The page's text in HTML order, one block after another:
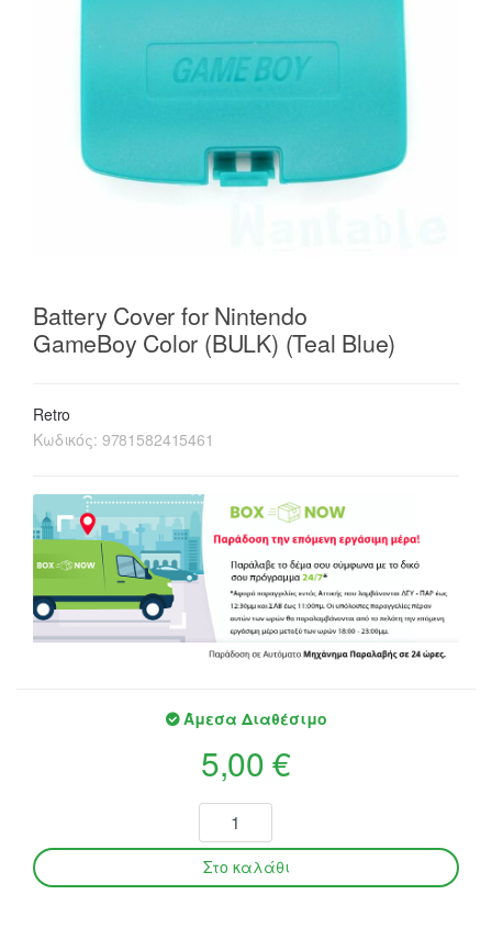
Battery Cover for Nintendo
GameBoy Color (BULK) (Teal Blue)
Retro
Κωδικός: 9781582415461
Άμεσα Διαθέσιμο
5,00 €